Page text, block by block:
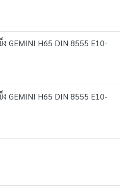
GEMINI H65 DIN 8555 E10-
GEMINI H65 DIN 8555 E10-